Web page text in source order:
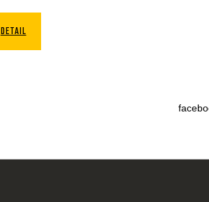
DETAIL